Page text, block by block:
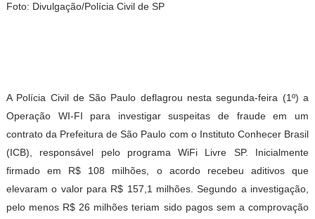
Foto: Divulgação/Polícia Civil de SP
A Polícia Civil de São Paulo deflagrou nesta segunda-feira (1º) a
Operação WI-FI para investigar suspeitas de fraude em um
contrato da Prefeitura de São Paulo com o Instituto Conhecer Brasil
(ICB), responsável pelo programa WiFi Livre SP. Inicialmente
firmado em R$ 108 milhões, o acordo recebeu aditivos que
elevaram o valor para R$ 157,1 milhões. Segundo a investigação,
pelo menos R$ 26 milhões teriam sido pagos sem a comprovação